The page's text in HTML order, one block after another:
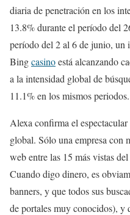
diaria de penetración en los
13.8% durante el período del
período del 2 al 6 de junio, un
Bingcasinoestá alcanzando
a la intensidad global de
11.1% en los mismos periodos.
Alexa confirma el
global. Sólo una empresa con
web entre las 15 más vistas
Cuando digo dinero, es
banners, y que todos sus
de portales muy conocidos),